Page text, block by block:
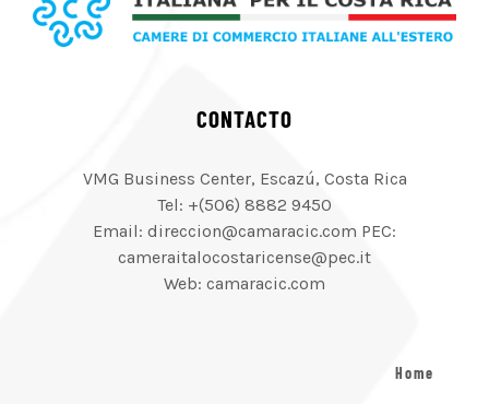
CONTACTO
VMG Business Center, Escazú, Costa Rica
Tel: +(506) 8882 9450
Email: direccion@camaracic.com PEC:
cameraitalocostaricense@pec.it
Web: camaracic.com
Home